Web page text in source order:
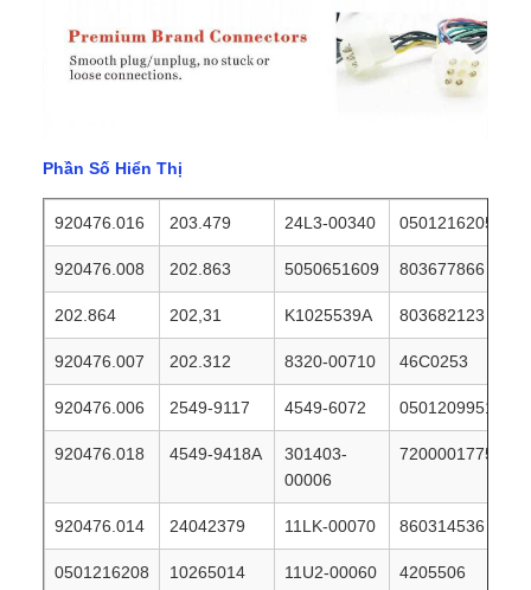
Phần Số Hiển Thị
920476.016 203.479 24L3-00340 0501216205
920476.008 202.863 5050651609 803677866
202.864 202,31 K1025539A 803682123
920476.007 202.312 8320-00710 46C0253
920476.006 2549-9117 4549-6072 0501209951
920476.018 4549-9418A
301403-
00006
7200001775
920476.014 24042379 11LK-00070 860314536
0501216208 10265014 11U2-00060 4205506